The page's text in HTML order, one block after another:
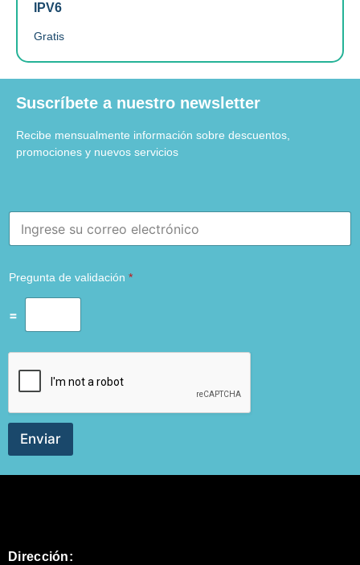
IPV6
Gratis
Suscríbete a nuestro newsletter
Recibe mensualmente información sobre descuentos,
promociones y nuevos servicios
E
a
lPregunta de validación *
=
Enviar
Dirección: